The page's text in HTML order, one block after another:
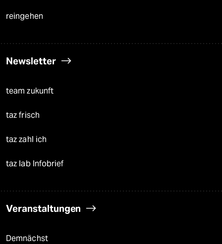
reingehen
Newsletter
team zukunft
taz frisch
taz zahl ich
taz lab Infobrief
Veranstaltungen
Demnächst